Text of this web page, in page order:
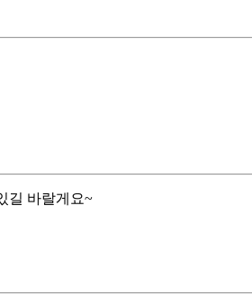
길 바랄게요~